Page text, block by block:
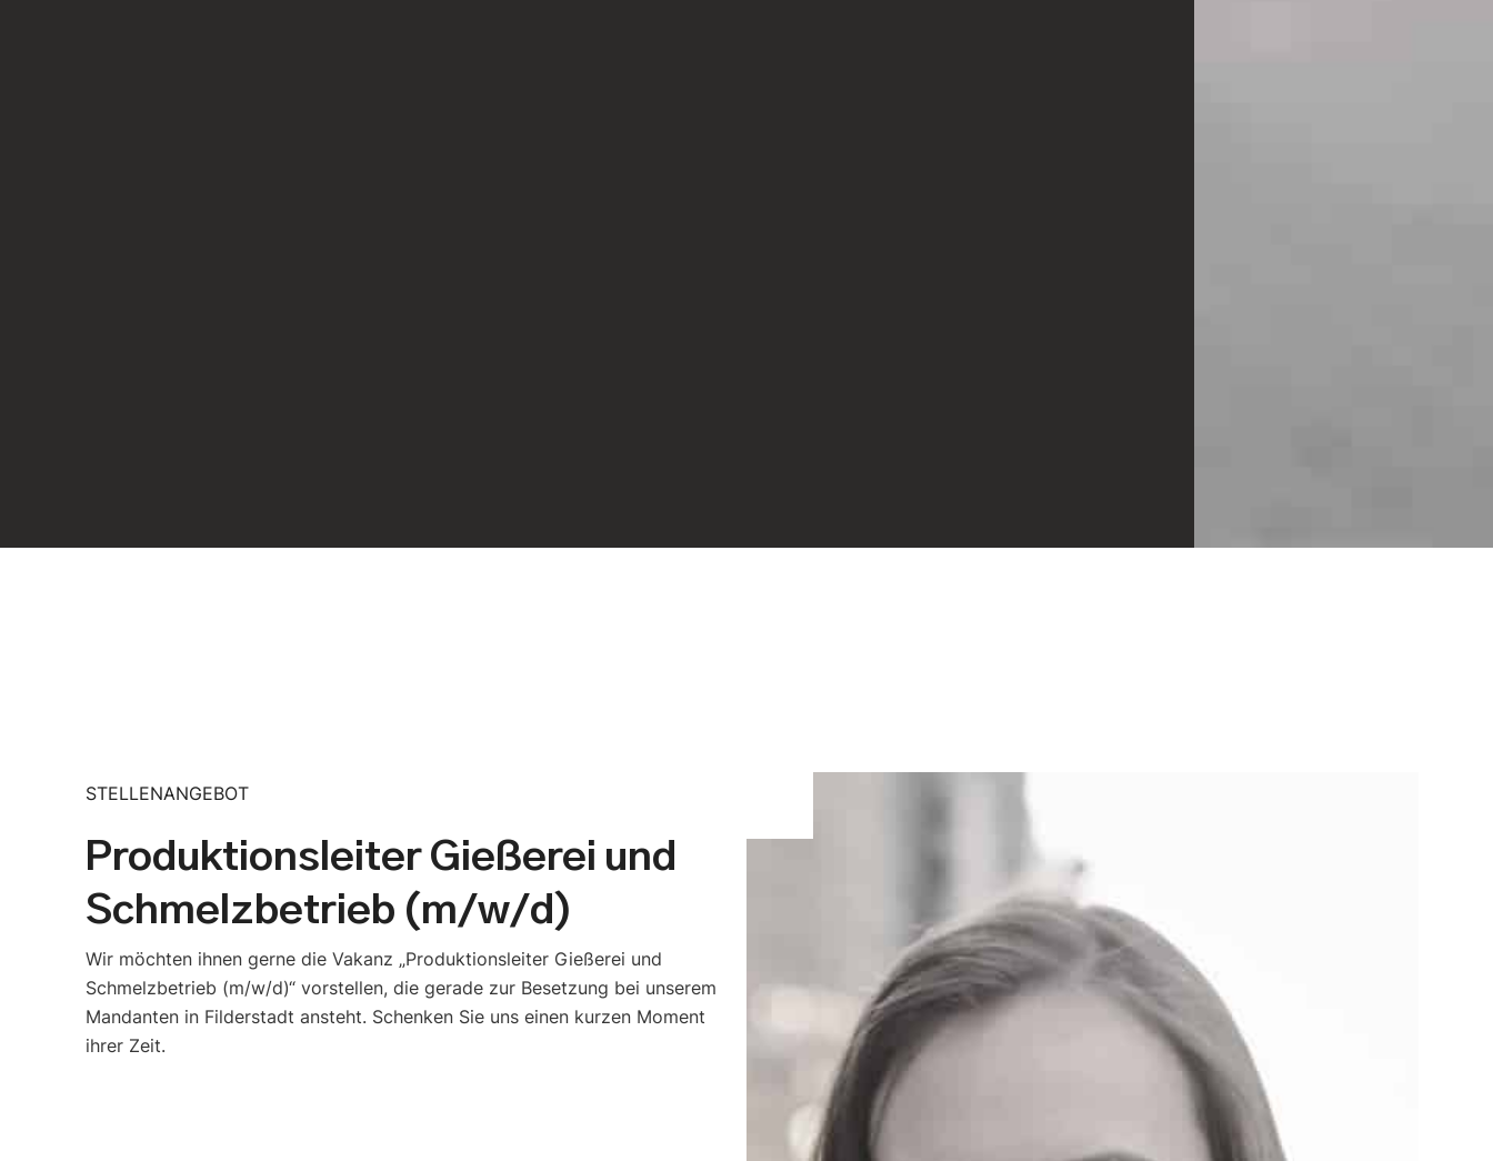
STELLENANGEBOT
Produktionsleiter Gießerei und
Schmelzbetrieb (m/w/d)
Wir möchten ihnen gerne die Vakanz „Produktionsleiter Gießerei und
Schmelzbetrieb (m/w/d)“ vorstellen, die gerade zur Besetzung bei unserem
Mandanten in Filderstadt ansteht. Schenken Sie uns einen kurzen Moment
ihrer Zeit.